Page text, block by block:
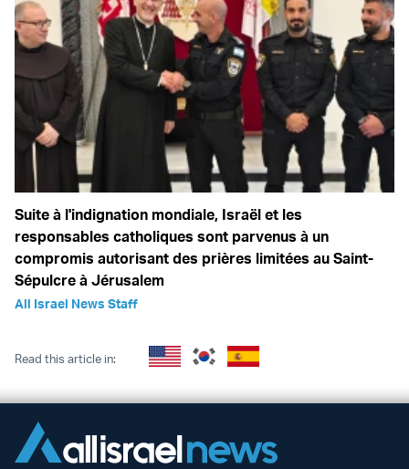
Suite à l'indignation mondiale, Israël et les
responsables catholiques sont parvenus à un
compromis autorisant des prières limitées au Saint-
Sépulcre à Jérusalem
All Israel News Staff
Read this article in: